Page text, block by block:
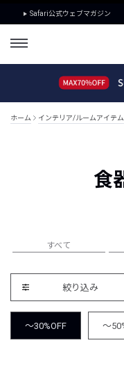
Safari公式ウェブマガジン
ホーム インテリア/ルームアイテム
食
すべて
絞り込み
～30%OFF ～